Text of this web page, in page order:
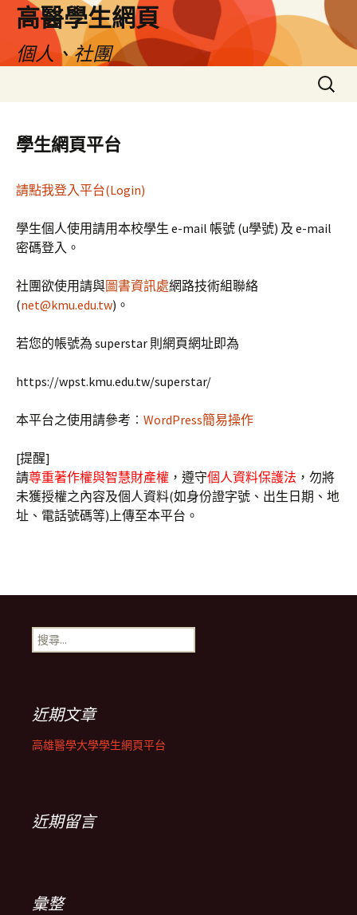
要
容
高醫學生網頁
個人、社團
搜
尋
學生網頁平台
請點我登入平台(Login)
學生個人使用請用本校學生 e-mail 帳號 (u學號) 及 e-mail
密碼登入。
社團欲使用請與圖書資訊處網路技術組聯絡
(net@kmu.edu.tw)。
若您的帳號為 superstar 則網頁網址即為
https://wpst.kmu.edu.tw/superstar/
本平台之使用請參考︰ WordPress簡易操作
[提醒]
請尊重著作權與智慧財產權 ，遵守個人資料保護法 ，勿將
未獲授權之內容及個人資料(如身份證字號、出生日期、地
址、電話號碼等)上傳至本平台。
搜
尋
近期文章
高雄醫學大學學生網頁平台
近期留言
彙整